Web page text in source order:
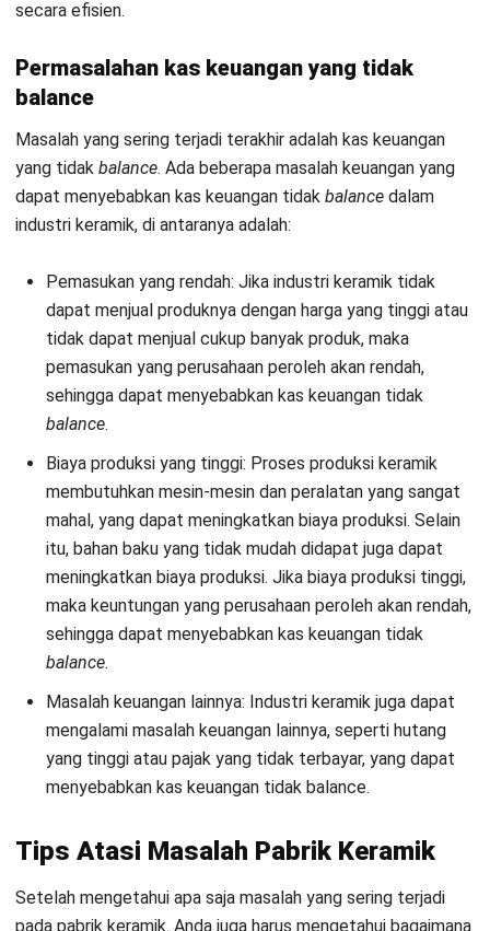
Pastikan Anda memiliki cukup bahan baku dan peralatan:
Pastikan Anda memiliki cukup bahan baku dan peralatan
membantu Anda menghindari kelebihan atau kekurangan
bahan baku dan peralatan yang dapat menyebabkan
hambatan produksi.
produksi Anda sesuai dengan permintaan pasar. Ini akan
membantu Anda menghindari kelebihan produk yang
tidak terjual atau kekurangan produk yang pelanggan
butuhkan.
Analisis dan optimalkan proses produksi: Analisis proses
produksi Anda untuk menemukan cara-cara untuk
meningkatkan efisiensi dan mengurangi biaya produksi.
Ini dapat meliputi menggunakan alat dan teknologi yang
lebih efisien, mengurangi tingkat kerusakan produk, atau
meningkatkan kecepatan produksi.
Monitor dan evaluasi hasil produksi: Selalu monitor dan
evaluasi hasil produksi Anda untuk memastikan bahwa
Anda mencapai tujuan produksi Anda dan memperbaiki
masalah yang mungkin terjadi. Ini juga akan membantu
Anda menentukan apakah Anda perlu mengubah atau
mengoptimalkan rencana produksi Anda.
Manajemen sumber daya manusia secara